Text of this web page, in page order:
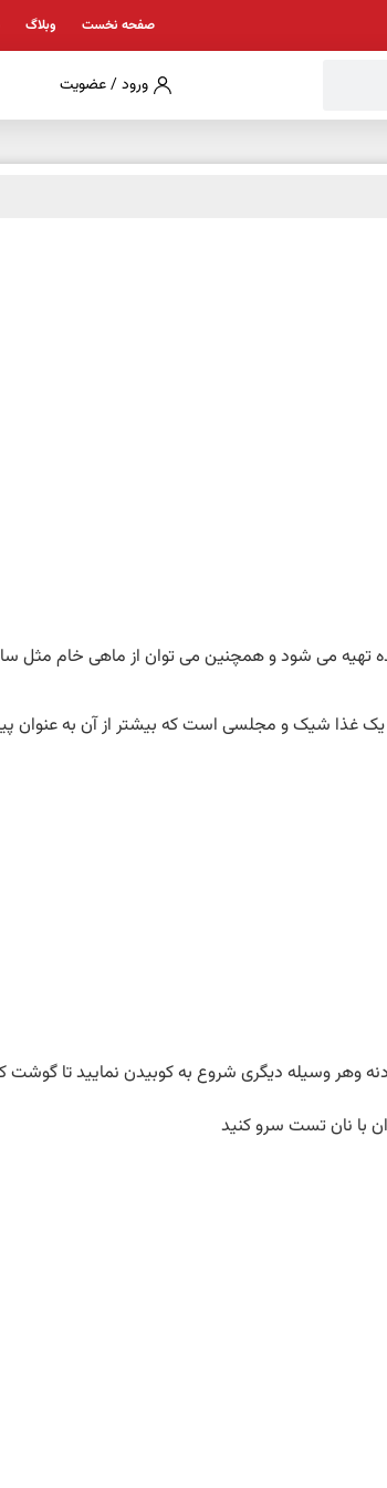
صفحه نخست وبلاگ
ورود / عضویت
تهیه می شود و همچنین می توان از ماهی خام مثل
غذا شیک و مجلسی است که بیشتر از آن به عنوان
وهر وسیله دیگری شروع به کوبیدن نمایید تا
با نان تست سرو کنید